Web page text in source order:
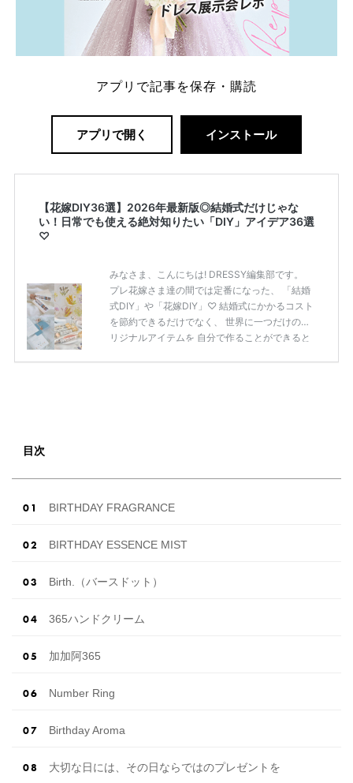
アプリで記事を保存・購読
アプリで開く インストール
【花嫁DIY36選】2026年最新版◎結婚式だけじゃな
い！日常でも使える絶対知りたい「DIY」アイデア36選
♡
みなさま、こんにちは! DRESSY編集部です。
プレ花嫁さま達の間では定番になった、 「結婚
式DIY」や「花嫁DIY」♡ 結婚式にかかるコスト
を節約できるだけでなく、 世界に一つだけのオ
リジナルアイテムを 自分で作ることができると
ン内容をま […]続きを読む
目次
BIRTHDAY FRAGRANCE
BIRTHDAY ESSENCE MIST
Birth.（バースドット）
365ハンドクリーム
加加阿365
Number Ring
Birthday Aroma
大切な日には、その日ならではのプレゼントを